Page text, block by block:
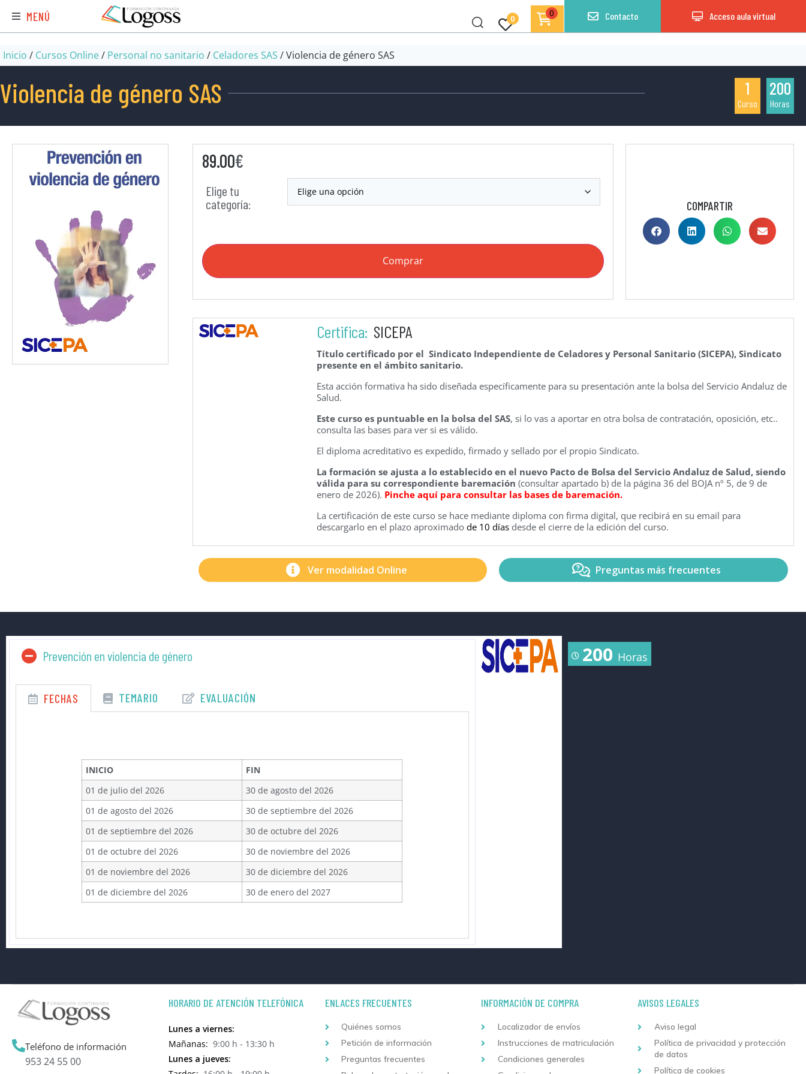
MENÚ 0
0 Contacto Acceso aula virtual
Inicio / Cursos Online/ Personal no sanitario / Celadores SAS / Violencia de género SAS
Violencia de género SAS 1
Curso
200
Horas
89.00€
Elige tu
categoría:
Comprar
COMPARTIR
Certifica: SICEPA
Título certificado por el Sindicato Independiente de Celadores y Personal Sanitario (SICEPA), Sindicato
presente en el ámbito sanitario.
Esta acción formativa ha sido diseñada específicamente para su presentación ante la bolsa del Servicio Andaluz de
Salud.
Este curso es puntuable en la bolsa del SAS, si lo vas a aportar en otra bolsa de contratación, oposición, etc..
consulta las bases para ver si es válido.
El diploma acreditativo es expedido, firmado y sellado por el propio Sindicato.
La formación se ajusta a lo establecido en el nuevo Pacto de Bolsa del Servicio Andaluz de Salud, siendo
válida para su correspondiente baremación (consultar apartado b) de la página 36 del BOJA nº 5, de 9 de
enero de 2026). Pinche aquí para consultar las bases de baremación.
La certificación de este curso se hace mediante diploma con firma digital, que recibirá en su email para
descargarlo en el plazo aproximado de 10 días desde el cierre de la edición del curso.
Ver modalidad Online Preguntas más frecuentes
Prevención en violencia de género
FECHAS TEMARIO EVALUACIÓN
INICIO
FIN
01 de julio del 2026
30 de agosto del 2026
01 de agosto del 2026
30 de septiembre del 2026
01 de septiembre del 2026
30 de octubre del 2026
01 de octubre del 2026
30 de noviembre del 2026
01 de noviembre del 2026
30 de diciembre del 2026
01 de diciembre del 2026
30 de enero del 2027
200 Horas
Teléfono de información
953 24 55 00
HORARIO DE ATENCIÓN TELEFÓNICA
Lunes a viernes:
Mañanas: 9:00 h - 13:30 h
Lunes a jueves:
ENLACES FRECUENTES
Quiénes somos
Petición de información
Preguntas frecuentes
INFORMACIÓN DE COMPRA
Localizador de envíos
Instrucciones de matriculación
Condiciones generales
AVISOS LEGALES
Aviso legal
Política de privacidad y protección
de datos
Política de cookies